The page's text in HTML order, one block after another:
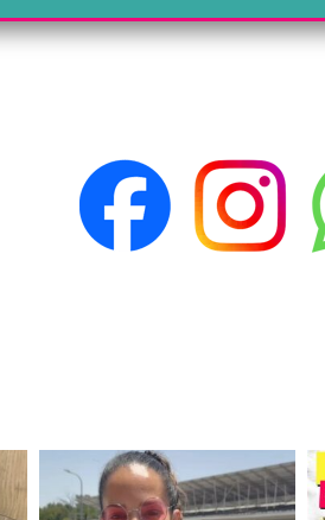
שכול אחד צריך! קיימת באתר ובסני
המוצר הכי מבוקש